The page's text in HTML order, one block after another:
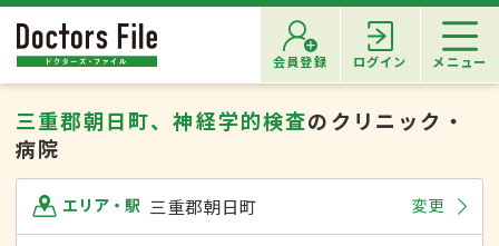
会員登録 ログイン メニュー
三重郡朝日町、神経学的検査のクリニック・
病院
エリア・駅 三重郡朝日町 変更